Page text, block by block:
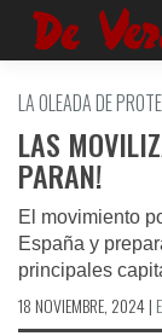
Saltar
LA OLEADA DE
LAS
PARAN!
El movimiento
España y
principales
18 NOVIEMBRE, 2024|